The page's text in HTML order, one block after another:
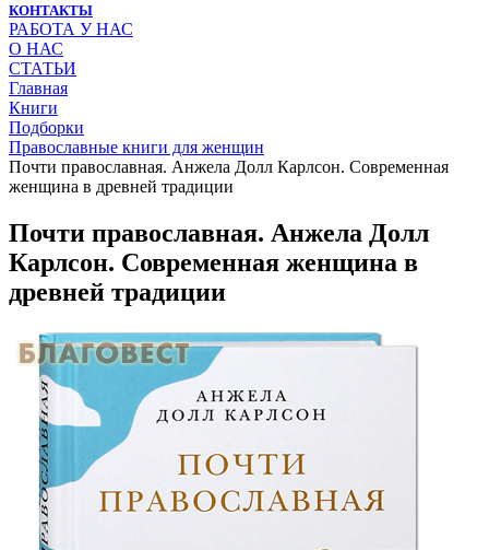
КОНТАКТЫ
РАБОТА У НАС
О НАС
СТАТЬИ
Главная
Книги
Подборки
Православные книги для женщин
Почти православная. Анжела Долл Карлсон. Современная
женщина в древней традиции
Почти православная. Анжела Долл
Карлсон. Современная женщина в
древней традиции